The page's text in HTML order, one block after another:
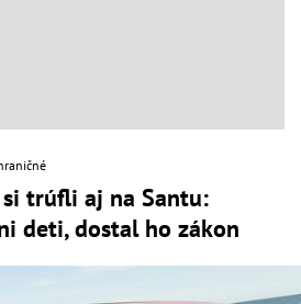
trúfli aj na Santu:
deti, dostal ho zákon